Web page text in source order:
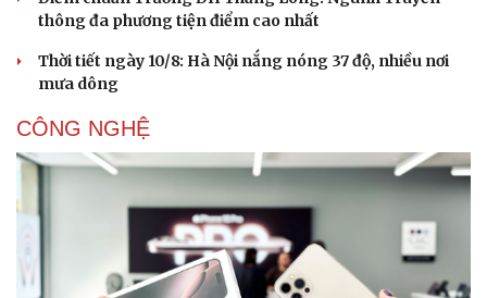
thông đa phương tiện điểm cao nhất
Thời tiết ngày 10/8: Hà Nội nắng nóng 37 độ, nhiều nơi
mưa dông
CÔNG NGHỆ